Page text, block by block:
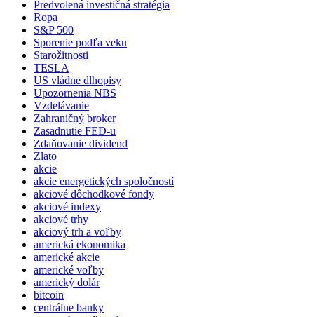
Predvolená investičná stratégia
Ropa
S&P 500
Sporenie podľa veku
Starožitnosti
TESLA
US vládne dlhopisy
Upozornenia NBS
Vzdelávanie
Zahraničný broker
Zasadnutie FED-u
Zdaňovanie dividend
Zlato
akcie
akcie energetických spoločností
akciové dôchodkové fondy
akciové indexy
akciové trhy
akciový trh a voľby
americká ekonomika
americké akcie
americké voľby
americký dolár
bitcoin
centrálne banky